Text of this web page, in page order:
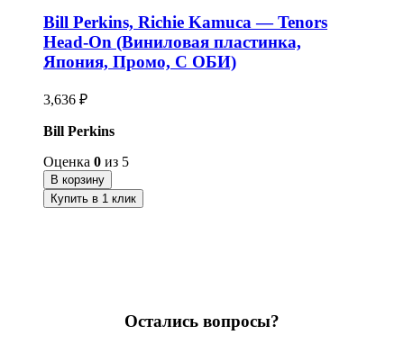
Bill Perkins, Richie Kamuca — Tenors
Head-On (Виниловая пластинка,
Япония, Промо, С ОБИ)
3,636 ₽
Bill Perkins
Оценка 0 из 5
В корзину
Купить в 1 клик
Остались вопросы?